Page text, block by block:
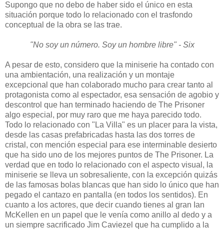
Supongo que no debo de haber sido el único en esta
situación porque todo lo relacionado con el trasfondo
conceptual de la obra se las trae.
"No soy un número. Soy un hombre libre" - Six
A pesar de esto, considero que la miniserie ha contado con
una ambientación, una realización y un montaje
excepcional que han colaborado mucho para crear tanto al
protagonista como al espectador, esa sensación de agobio y
descontrol que han terminado haciendo de The Prisoner
algo especial, por muy raro que me haya parecido todo.
Todo lo relacionado con "La Villa" es un placer para la vista,
desde las casas prefabricadas hasta las dos torres de
cristal, con mención especial para ese interminable desierto
que ha sido uno de los mejores puntos de The Prisoner. La
verdad que en todo lo relacionado con el aspecto visual, la
miniserie se lleva un sobresaliente, con la excepción quizás
de las famosas bolas blancas que han sido lo único que han
pegado el cantazo en pantalla (en todos los sentidos). En
cuanto a los actores, que decir cuando tienes al gran Ian
McKellen en un papel que le venía como anillo al dedo y a
un siempre sacrificado Jim Caviezel que ha cumplido a la